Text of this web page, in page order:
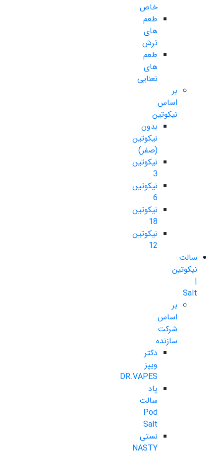
خاص
طعم
های
ترش
طعم
های
نعنایی
بر
اساس
نیکوتین
بدون
نیکوتین
(صفر)
نیکوتین
3
نیکوتین
6
نیکوتین
18
نیکوتین
12
سالت
نیکوتین
|
Salt
بر
اساس
شرکت
سازنده
دکتر
ویپز
DR.VAPES
پاد
سالت
Pod
Salt
نستی
NASTY